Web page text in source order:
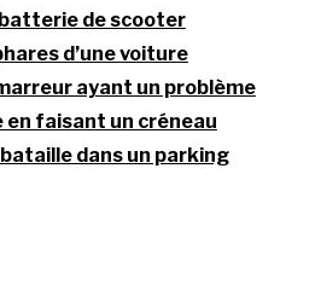
de scooter
d’une voiture
ayant un problème
en faisant un créneau
dans un parking